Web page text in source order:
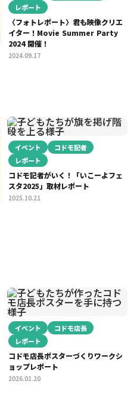
レポート
〈フォトレポート〉君も映像クリエ
イター！Movie Summer Party
2024 開催！
2024.09.17
イベント
コドモ記者
レポート
コドモ記者がいく！「いこーよフェ
スタ2025」取材レポート
2025.10.21
イベント
コドモ店長
レポート
コドモ店長ポスターづくりワークシ
ョップレポート
2026.01.20